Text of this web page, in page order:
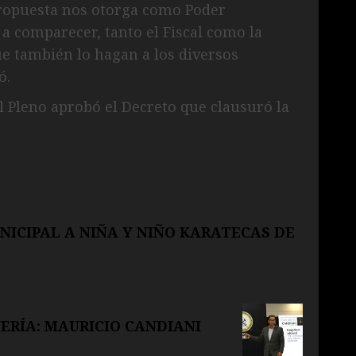
nos otorga como Poder
comparecer, tanto el Fiscal como la
también lo hagan a los diversos
aprobó el Decreto que clausuró la
A NIÑA Y NIÑO KARATECAS DE
MAURICIO CANDIANI